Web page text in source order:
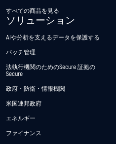
すべての商品を見る
ソリューション
AIや分析を支えるデータを保護する
パッチ管理
法執行機関のためのSecure 証拠の
Secure
政府・防衛・情報機関
米国連邦政府
エネルギー
ファイナンス